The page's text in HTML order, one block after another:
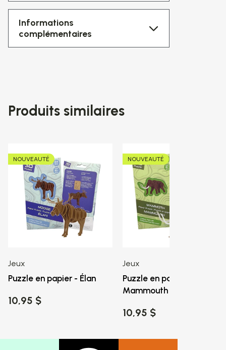
Informations
complémentaires
Produits similaires
NOUVEAUTÉ
Jeux
Puzzle en papier - Élan
10,95 $
NOUVEAUTÉ
Jeux
Puzzle en papier -
Mammouth
10,95 $